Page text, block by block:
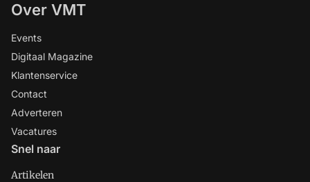
Over VMT
Events
Digitaal Magazine
Klantenservice
Contact
Adverteren
Vacatures
Snel naar
Artikelen